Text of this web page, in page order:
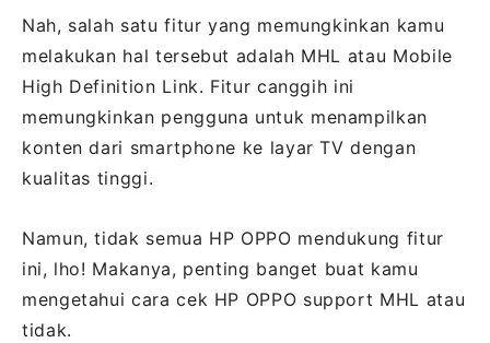
Nah, salah satu fitur yang memungkinkan kamu
melakukan hal tersebut adalah MHL atau Mobile
High Definition Link. Fitur canggih ini
memungkinkan pengguna untuk menampilkan
konten dari smartphone ke layar TV dengan
kualitas tinggi.
Namun, tidak semua HP OPPO mendukung fitur
ini, lho! Makanya, penting banget buat kamu
mengetahui cara cek HP OPPO support MHL atau
tidak.